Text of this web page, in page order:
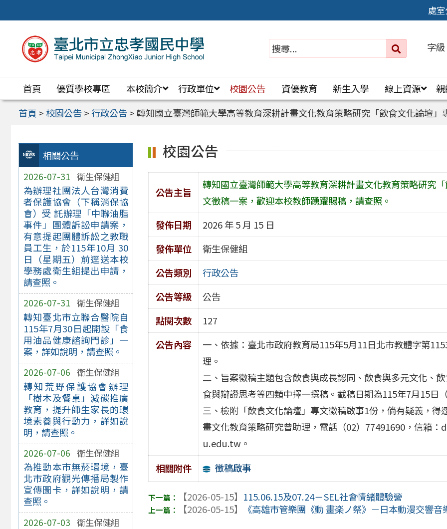
至
區
處
搜
字
首頁 優質學校專區 本校簡介 行政單位 校園公告 資優教育 新生入學 線上資源
首頁 > 校園公告> 行政公告>轉知國立臺灣師範大學高等教育深耕計畫文化教育策略研究「飲食文化論壇
相關公告
2026-07-31 衛生保健組
為辦理社團法人台灣消費
者保護協會（下稱消保協
會）受 託辦理「中聯油脂
事件」團體訴訟申請案，
有意提起團體訴訟之教職
員工生，於115年10月 30
日（星期五）前逕送本校
學務處衛生組提出申請，
請查照。
2026-07-31 衛生保健組
轉知臺北市立聯合醫院自
115年7月30日起開設「食
用油品健康諮詢門診」一
案，詳如說明，請查照。
2026-07-06 衛生保健組
轉知荒野保護協會辦理
「樹木及餐桌」減碳推廣
教育，提升師生家長的環
境素養與行動力，詳如說
明，請查照。
2026-07-06 衛生保健組
為推動本市無菸環境，臺
北市政府觀光傳播局製作
宣傳圖卡，詳如說明，請
查照。
2026-07-03 衛生保健組
校園公告
公告主旨
轉知國立臺灣師範大學高等教育深耕計畫文化教育策略研究
文徵稿一案，歡迎本校教師踴躍賜稿，請查照。
發佈日期
2026 年 5 月 15 日
發佈單位
衛生保健組
公告類別
行政公告
公告等級
公告
點閱次數
127
公告內容
一、依據：臺北市政府教育局115年5月11日北市教體字第
理。
二、旨案徵稿主題包含飲食與成長認同、飲食與多元文化、
食與辯證思考等四類中擇一撰稿。截稿日期為115年7月15日
三、檢附「飲食文化論壇」專文徵稿啟事1份，倘有疑義，得
畫文化教育策略研究曾助理，電話（02）77491690，信箱
u.edu.tw。
相關附件
徵稿啟事
【2026-05-15】 115.06.15及07.24－SEL社會情緒體驗營
【2026-05-15】
《高雄市管樂團《動 畫楽ノ祭》－日本動漫交響音